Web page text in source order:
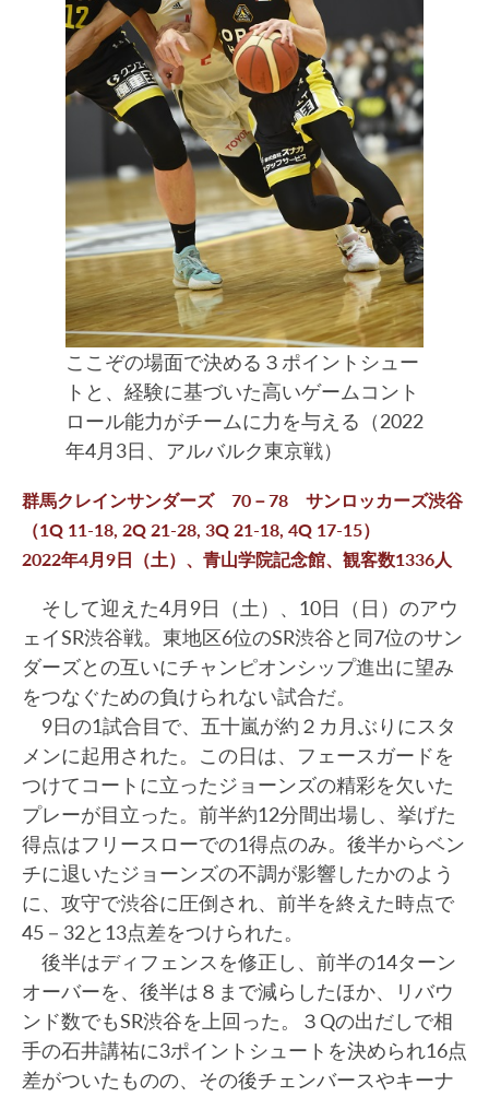
ここぞの場面で決める３ポイントシュー
トと、経験に基づいた高いゲームコント
ロール能力がチームに力を与える（2022
年4月3日、アルバルク東京戦）
群馬クレインサンダーズ 70－78 サンロッカーズ渋谷
（1Q 11-18, 2Q 21-28, 3Q 21-18, 4Q 17-15）
2022年4月9日（土）、青山学院記念館、観客数1336人
そして迎えた4月9日（土）、10日（日）のアウ
ェイSR渋谷戦。東地区6位のSR渋谷と同7位のサン
ダーズとの互いにチャンピオンシップ進出に望み
をつなぐための負けられない試合だ。
9日の1試合目で、五十嵐が約２カ月ぶりにスタ
メンに起用された。この日は、フェースガードを
つけてコートに立ったジョーンズの精彩を欠いた
プレーが目立った。前半約12分間出場し、挙げた
得点はフリースローでの1得点のみ。後半からベン
チに退いたジョーンズの不調が影響したかのよう
に、攻守で渋谷に圧倒され、前半を終えた時点で
45－32と13点差をつけられた。
後半はディフェンスを修正し、前半の14ターン
オーバーを、後半は８まで減らしたほか、リバウ
ンド数でもSR渋谷を上回った。３Qの出だしで相
手の石井講祐に3ポイントシュートを決められ16点
差がついたものの、その後チェンバースやキーナ